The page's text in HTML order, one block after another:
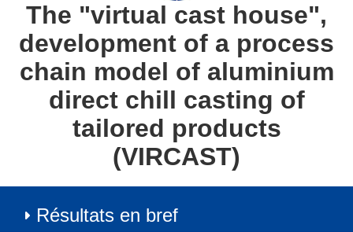
The "virtual cast house",
development of a process
chain model of aluminium
direct chill casting of
tailored products
(VIRCAST)
Résultats en bref